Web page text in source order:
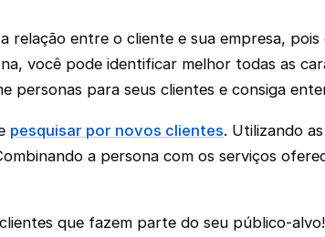
entre o cliente e sua empresa,
você pode identificar melhor todas as
personas para seus clientes e consiga
pesquisar por novos clientes. Utilizando
a persona com os serviços
que fazem parte do seu público-